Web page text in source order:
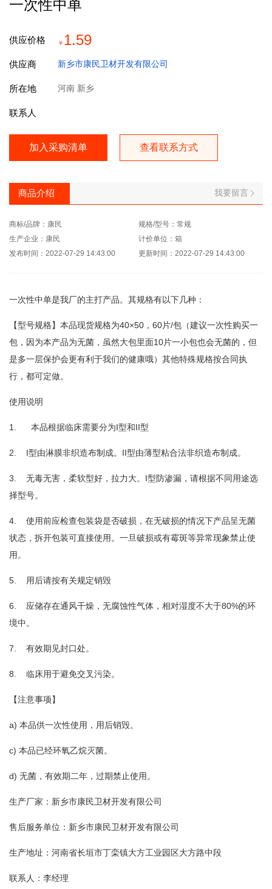
一次性中单
供应价格 ￥ 1.59
供应商 新乡市康民卫材开发有限公司
所在地 河南 新乡
联系人
加入采购清单 查看联系方式
商品介绍 我要留言
商标/品牌：康民
规格/型号：常规
生产企业：康民
计价单位：箱
发布时间：2022-07-29 14:43:00
更新时间：2022-07-29 14:43:00
一次性中单是我厂的主打产品。其规格有以下几种：
【型号规格】本品现货规格为40×50，60片/包（建议一次性购买一
包，因为本产品为无菌，虽然大包里面10片一小包也会无菌的，但
是多一层保护会更有利于我们的健康哦）其他特殊规格按合同执
行，都可定做。
使用说明
1. 本品根据临床需要分为I型和II型
2. I型由淋膜非织造布制成。II型由薄型粘合法非织造布制成。
3. 无毒无害，柔软型好，拉力大。I型防渗漏，请根据不同用途选
择型号。
4. 使用前应检查包装袋是否破损，在无破损的情况下产品呈无菌
状态，拆开包装可直接使用。一旦破损或有霉斑等异常现象禁止使
用。
5. 用后请按有关规定销毁
6. 应储存在通风干燥，无腐蚀性气体，相对湿度不大于80%的环
境中。
7. 有效期见封口处。
8. 临床用于避免交叉污染。
【注意事项】
a) 本品供一次性使用，用后销毁。
c) 本品已经环氧乙烷灭菌。
d) 无菌，有效期二年，过期禁止使用。
生产厂家：新乡市康民卫材开发有限公司
售后服务单位：新乡市康民卫材开发有限公司
生产地址：河南省长垣市丁栾镇大方工业园区大方路中段
联系人：李经理